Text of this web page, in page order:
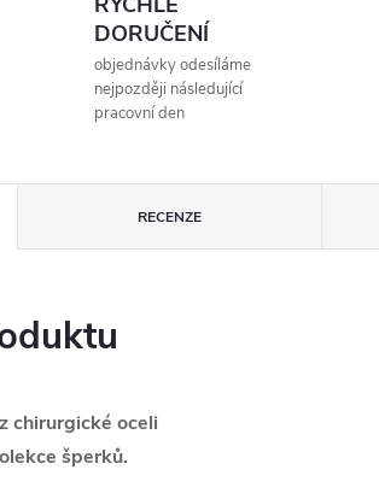
DORUČENÍ
objednávky odesíláme
nejpozději následující
pracovní den
RECENZE
chirurgické oceli
šperků.